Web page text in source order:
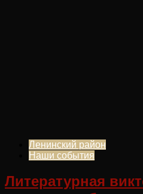
Ленинский район
Наши события
Литературная